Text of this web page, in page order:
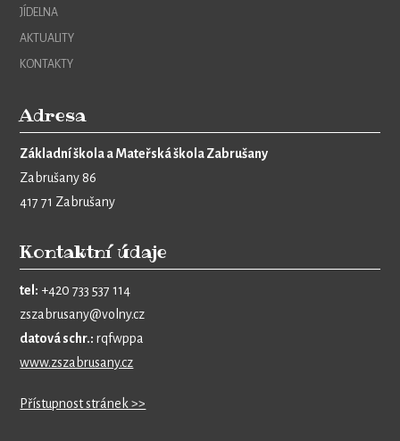
JÍDELNA
AKTUALITY
KONTAKTY
Adresa
Základní škola a Mateřská škola Zabrušany
Zabrušany 86
417 71 Zabrušany
Kontaktní údaje
tel: +420 733 537 114
zszabrusany@volny.cz
datová schr.: rqfwppa
www.zszabrusany.cz
Přístupnost stránek >>